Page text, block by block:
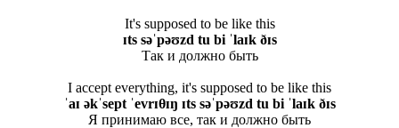
It's supposed to be like this
ɪts səˈpəʊzd tu bi ˈlaɪk ðɪs
Так и должно быть
I accept everything, it's supposed to be like this
ˈaɪ əkˈsept ˈevrɪθɪŋ ɪts səˈpəʊzd tu bi ˈlaɪk ðɪs
Я принимаю все, так и должно быть